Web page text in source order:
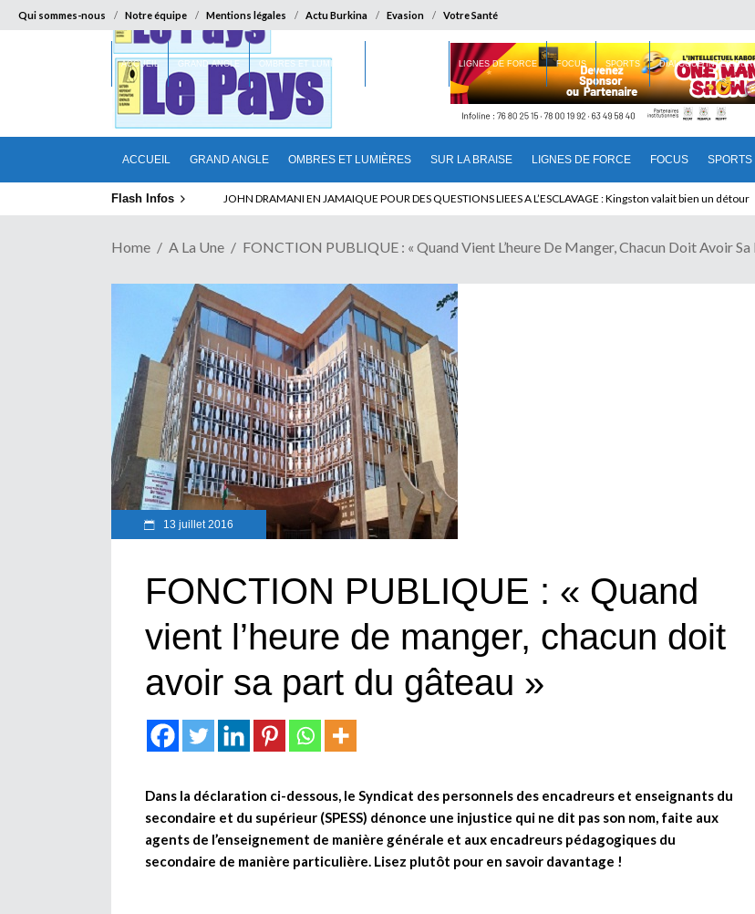
Qui sommes-nous Notre équipe Mentions légales Actu Burkina Evasion Votre Santé
ACCUEIL GRAND ANGLE OMBRES ET LUMIÈRES SUR LA BRAISE LIGNES DE FORCE FOCUS SPORTS
ACCUEIL GRAND ANGLE OMBRES ET LUMIÈRES LIGNES DE FORCE FOCUS SPORTS DIALOGUE INTERIEUR
Flash Infos JOHN DRAMANI EN JAMAIQUE POUR DES QUESTIONS LIEES A L’ESCLAVAGE : Kingston valait bien un détour
Home A La Une FONCTION PUBLIQUE : « Quand Vient L’heure De Manger, Chacun Doit Avoir Sa
13 juillet 2016
FONCTION PUBLIQUE : « Quand
vient l’heure de manger, chacun doit
avoir sa part du gâteau »
Dans la déclaration ci-dessous, le Syndicat des personnels des encadreurs et enseignants du
secondaire et du supérieur (SPESS) dénonce une injustice qui ne dit pas son nom, faite aux
agents de l’enseignement de manière générale et aux encadreurs pédagogiques du
secondaire de manière particulière. Lisez plutôt pour en savoir davantage !